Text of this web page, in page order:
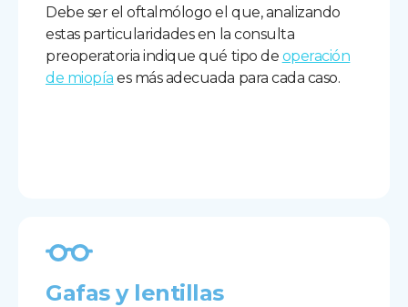
Debe ser el oftalmólogo el que, analizando
estas particularidades en la consulta
preoperatoria indique qué tipo de operación
de miopía es más adecuada para cada caso.
Gafas y lentillas